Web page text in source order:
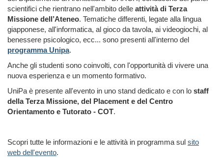
scientifici che rientrano nell'ambito delle attività di Terza
Missione dell’Ateneo. Tematiche differenti, legate alla lingua
giapponese, all'informatica, al gioco da tavola, ai videogiochi, al
benessere psicologico, ecc... sono presenti all'interno del
programma Unipa.
Anche gli studenti sono coinvolti, con l'opportunità di vivere una
nuova esperienza e un momento formativo.
UniPa è presente all'evento in uno stand dedicato e con lo staff
della Terza Missione, del Placement e del Centro
Orientamento e Tutorato - COT.
Scopri tutte le informazioni e le attività in programma sul sito
web dell'evento.